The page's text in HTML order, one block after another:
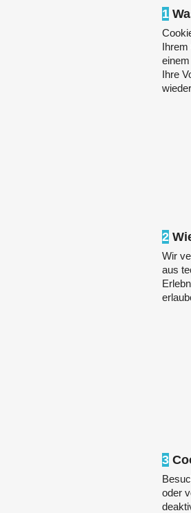
1
Ihrem
Ihre
2
Wir
aus
3
oder